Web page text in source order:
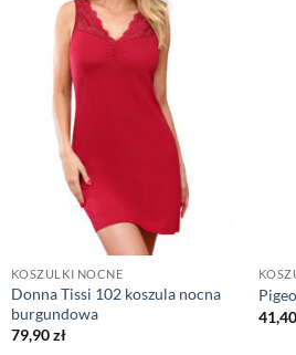
KOSZULKI NOCNE
Donna Tissi 102 koszula nocna
burgundowa
79,90zł
41,40